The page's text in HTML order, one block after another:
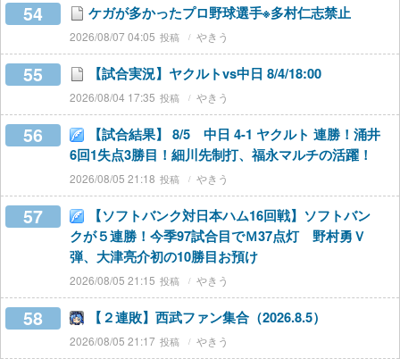
54 ケガが多かったプロ野球選手※多村仁志禁止
2026/08/07 04:05 やきう
55 【試合実況】ヤクルトvs中日 8/4/18:00
2026/08/04 17:35 やきう
56
【試合結果】 8/5 中日 4-1 ヤクルト 連勝！涌井
6回1失点3勝目！細川先制打、福永マルチの活躍！
2026/08/05 21:18 やきう
57
【ソフトバンク対日本ハム16回戦】ソフトバン
クが５連勝！今季97試合目でＭ37点灯 野村勇Ｖ
弾、大津亮介初の10勝目お預け
2026/08/05 21:15 やきう
58 【２連敗】西武ファン集合（2026.8.5）
2026/08/05 21:17 やきう